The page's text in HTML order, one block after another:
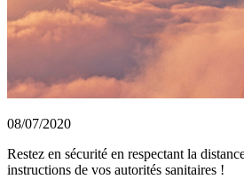
08/07/2020
Restez en sécurité en respectant la
instructions de vos autorités sanitaires !